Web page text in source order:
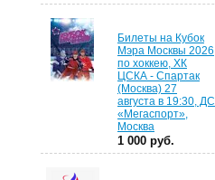
Билеты на Кубок
Мэра Москвы 2026
по хоккею, ХК
ЦСКА - Спартак
(Москва) 27
августа в 19:30, ДС
«Мегаспорт»,
Москва
1 000 руб.